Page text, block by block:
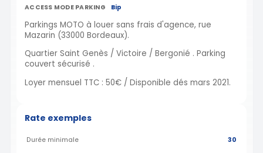
ACCESS MODE PARKING Bip
Parkings MOTO à louer sans frais d'agence, rue
Mazarin (33000 Bordeaux).
Quartier Saint Genès / Victoire / Bergonié . Parking
couvert sécurisé .
Loyer mensuel TTC : 50€ / Disponible dés mars 2021.
Rate exemples
Durée minimale 30